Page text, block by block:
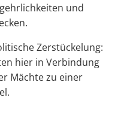
und
Zerstückelung:
hier in Verbindung
Mächte zu einer